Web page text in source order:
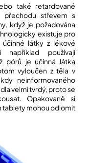
také retardované
přechodu střevem s
když je požadována
existuje pro
účinné látky z lékové
používají
pórů je účinná látka
vyloučen z těla v
neinformovaného
velmi tvrdý, proto se
Opakovaně si
tablety mohou odlomit